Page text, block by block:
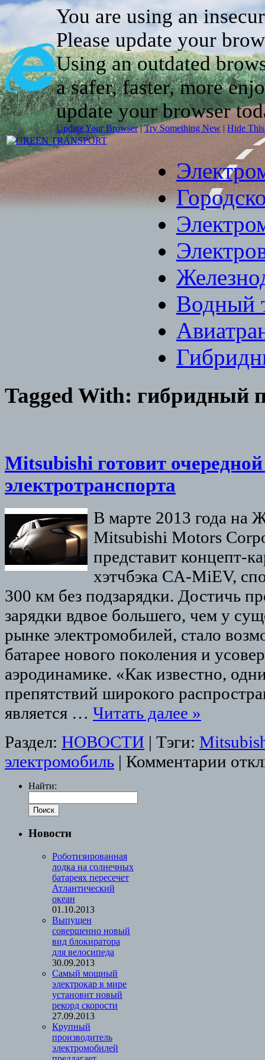
You are using an
Please update your
Using an outdated
a safer, faster, more
update your browser
Update Your Browser|Try Something New | Hide
Водный
Tagged With: гибридный
Mitsubishi готовит
электротранспорта
В марте 2013 года на
Mitsubishi Motors
представит концепт-
хэтчбэка CA-MiEV,
300 км без подзарядки. Достичь
зарядки вдвое большего, чем у
рынке электромобилей, стало
батарее нового поколения и
аэродинамике. «Как известно,
препятствий широкого
является … Читать далее »
Раздел: НОВОСТИ | Тэги:
электромобиль | Комментарии
Найти:
Новости
Роботизированная
лодка на солнечных
батареях пересечет
Атлантический
океан
01.10.2013
Выпущен
совершенно новый
вид блокиратора
для велосипеда
30.09.2013
Cамый мощный
электрокар в мире
установит новый
рекорд скорости
27.09.2013
Крупный
производитель
электромобилей